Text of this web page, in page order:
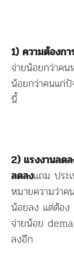
1) ความต้องก
จ่ายน้อยกว่าคน
น้อยกว่าคนแก่
นี้
2) แรงงานลด
ลดลงแถม ประ
หมายความว่า
น้อยลง แต่ต้อง
จ่ายน้อย
ลงอีก